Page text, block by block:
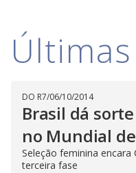
Últimas
DO R7/06/10/2014
Brasil dá
no Mundial
Seleção feminina encara
terceira fase